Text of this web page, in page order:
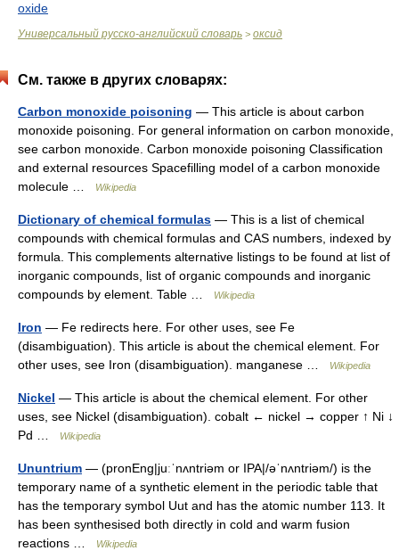
oxide
Универсальный русско-английский словарь > оксид
См. также в других словарях:
Carbon monoxide poisoning — This article is about carbon
monoxide poisoning. For general information on carbon monoxide,
see carbon monoxide. Carbon monoxide poisoning Classification
and external resources Spacefilling model of a carbon monoxide
molecule …
Wikipedia
Dictionary of chemical formulas — This is a list of chemical
compounds with chemical formulas and CAS numbers, indexed by
formula. This complements alternative listings to be found at list of
inorganic compounds, list of organic compounds and inorganic
compounds by element. Table …
Wikipedia
Iron — Fe redirects here. For other uses, see Fe
(disambiguation). This article is about the chemical element. For
other uses, see Iron (disambiguation). manganese …
Wikipedia
Nickel — This article is about the chemical element. For other
uses, see Nickel (disambiguation). cobalt ← nickel → copper ↑ Ni ↓
Pd …
Wikipedia
Ununtrium — (pronEng|juːˈnʌntriəm or IPA|/əˈnʌntriəm/) is the
temporary name of a synthetic element in the periodic table that
has the temporary symbol Uut and has the atomic number 113. It
has been synthesised both directly in cold and warm fusion
reactions …
Wikipedia